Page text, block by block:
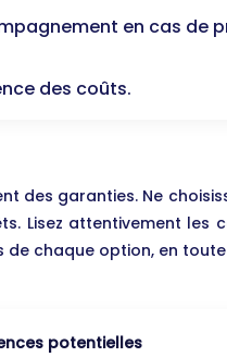
en cas de
des coûts.
des garanties. Ne
Lisez attentivement les
de chaque option, en
potentielles